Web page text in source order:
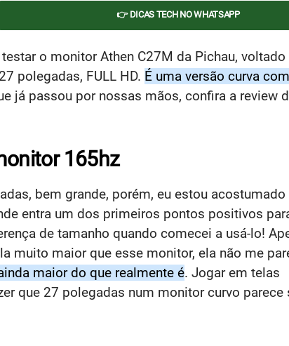
👉 DICAS TECH NO WHATSAPP
o monitor Athen C27M da Pichau,
polegadas, FULL HD. É uma versão curva
já passou por nossas mãos, confira a review
165hz
bem grande, porém, eu estou
entra um dos primeiros pontos positivos
de tamanho quando comecei a usá-lo!
muito maior que esse monitor, ela não me
maior do que realmente é. Jogar em telas
que 27 polegadas num monitor curvo parece